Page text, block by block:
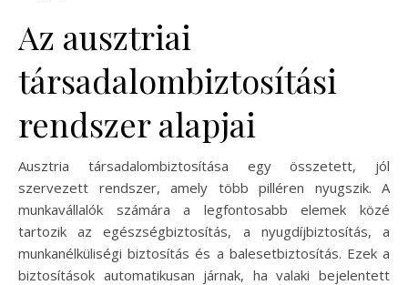
Az ausztriai
társadalombiztosítási
rendszer alapjai
Ausztria társadalombiztosítása egy összetett, jól
szervezett rendszer, amely több pilléren nyugszik. A
munkavállalók számára a legfontosabb elemek közé
tartozik az egészségbiztosítás, a nyugdíjbiztosítás, a
munkanélküliségi biztosítás és a balesetbiztosítás. Ezek a
biztosítások automatikusan járnak, ha valaki bejelentett